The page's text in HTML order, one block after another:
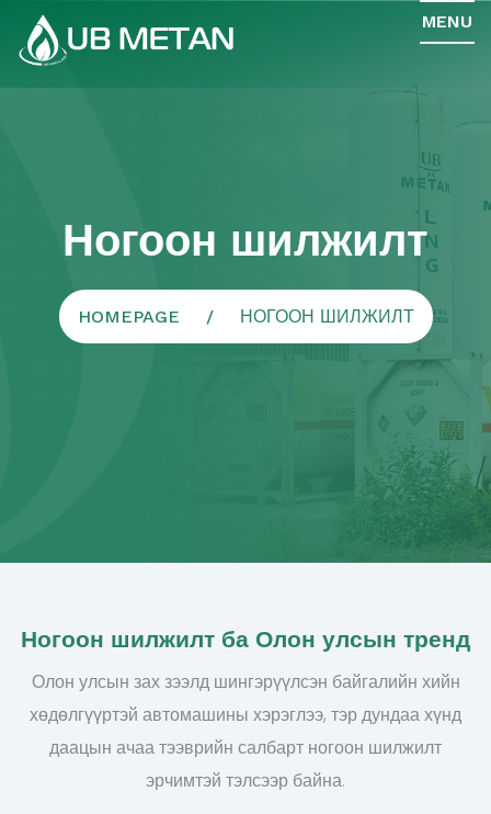
MENU
Ногоон шилжилт
HOMEPAGE НОГООН ШИЛЖИЛТ
Ногоон шилжилт ба Олон улсын тренд
Олон улсын зах зээлд шингэрүүлсэн байгалийн хийн
хөдөлгүүртэй автомашины хэрэглээ, тэр дундаа хүнд
даацын ачаа тээврийн салбарт ногоон шилжилт
эрчимтэй тэлсээр байна.